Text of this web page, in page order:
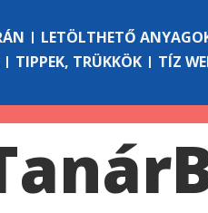
LETÖLTHETŐ
TIPPEK, TRÜKKÖK
TÍZ